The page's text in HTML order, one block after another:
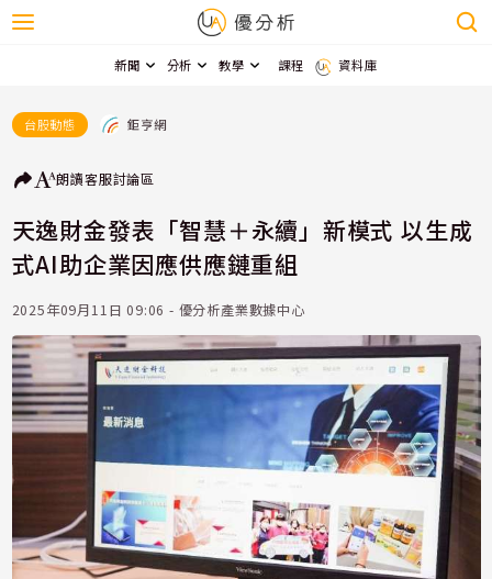
新聞 分析 教學 課程 資料庫
台股動態 鉅亨網
朗讀客服討論區
天逸財金發表「智慧＋永續」新模式 以生成
式AI助企業因應供應鏈重組
2025年09月11日 09:06 - 優分析產業數據中心